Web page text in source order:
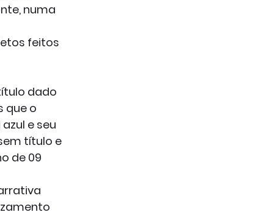
numa
feitos
dado
que o
e seu
título e
de 09